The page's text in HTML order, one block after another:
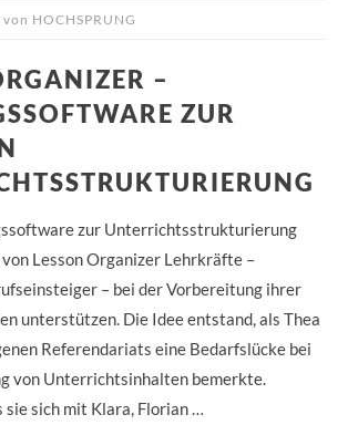
von HOCHSPRUNG
–
ZUR
zur Unterrichtsstrukturierung
von Lesson Organizer Lehrkräfte –
– bei der Vorbereitung ihrer
unterstützen. Die Idee entstand, als Thea
Referendariats eine Bedarfslücke bei
von Unterrichtsinhalten bemerkte.
sie sich mit Klara, Florian …